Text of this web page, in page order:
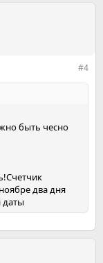
#4
быть чесно
два дня
даты